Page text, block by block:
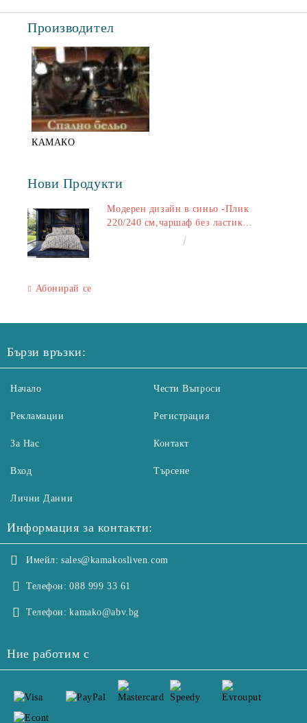
Производител
КАМАКО
Нови Продукти
Модерен дизайн в синьо -Плик
220/240 см,чаршаф без ластик
240/260 см,калъфки 2+2
Абонирай се
Бързи връзки:
Начало
Рекламации
За Нас
Вход
Чести Въпроси
Регистрация
Контакт
Търсене
Лични Данни
Информация за контакти:
Имейл: sales@kamakosliven.com
Телефон: 088 999 33 61
Телефон: kamako@abv.bg
Ние работим с